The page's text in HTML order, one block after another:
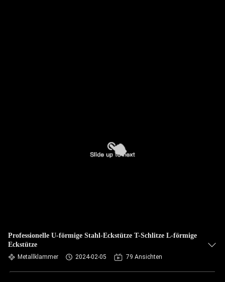
Professionelle U-förmige Stahl-Eckstütze T-Schlitze L-förmige
Eckstütze
Metallklammer 2024-02-05 79 Ansichten